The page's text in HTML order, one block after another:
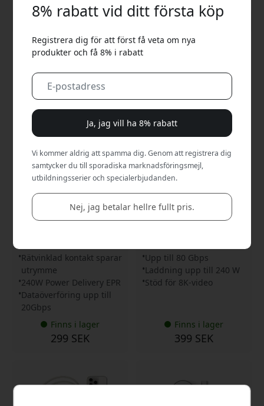
AP-YCR100K
Satechi rätvinklig flätad
USB-C till USB-C data- och
laddningskabel, 1 m,
240W, 20 Gbps, 4K/60Hz
Rätvinklad kontakt sparar
utrymme
240W Power Delivery EPR
Dataöverföring upp till
20Gbps
Finns i lager
299 SEK
ST-YU4120K
Satechi USB4 Pro V2-kabel
1,2 m, 240 W och 80
Gbps, Thunderbolt 4-
kompatibel USB-C-kabel
Upp till 80 Gbps
Laddning upp till 240 W
Stöd för 8K-video
Finns i lager
399 SEK
8% rabatt vid ditt första köp
Registrera dig för att först få veta om nya
produkter och få 8% i rabatt
Ja, jag vill ha 8% rabatt
Vi kommer aldrig att spamma dig. Genom att registrera dig
samtycker du till sporadiska marknadsföringsmejl,
utbildningsserier och specialerbjudanden.
Nej, jag betalar hellre fullt pris.